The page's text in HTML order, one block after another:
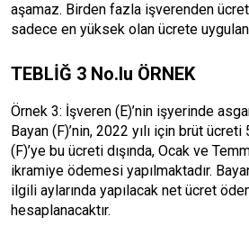
aşamaz. Birden fazla işverenden
sadece en yüksek olan ücrete
TEBLİĞ 3 No.lu ÖRNEK
Örnek 3: İşveren (E)’nin işyerinde
Bayan (F)’nin, 2022 yılı için brüt ücreti
(F)’ye bu ücreti dışında, Ocak ve
ikramiye ödemesi yapılmaktadır.
ilgili aylarında yapılacak net ücret
hesaplanacaktır.